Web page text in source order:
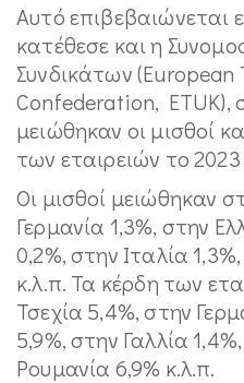
Αυτό επιβεβαιώνεται
κατέθεσε και η
Συνδικάτων (European
Confederation,
μειώθηκαν οι μισθοί
των εταιρειών το
Οι μισθοί μειώθηκαν
Γερμανία 1,3%, στην
0,2%, στην Ιταλία
κ.λ.π. Τα κέρδη των
Τσεχία 5,4%, στην
5,9%, στην Γαλλία
Ρουμανία 6,9% κ.λ.π.